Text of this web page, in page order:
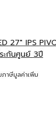
27″ IPS
ะกันศูนย์ 3ปี
าษีมูลค่าเพิ่ม